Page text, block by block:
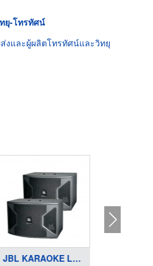
ยุ-โทรทัศน์
งและผู้ผลิตโทรทัศน์และวิทยุ
JBL KARAOKE Loudspea ...